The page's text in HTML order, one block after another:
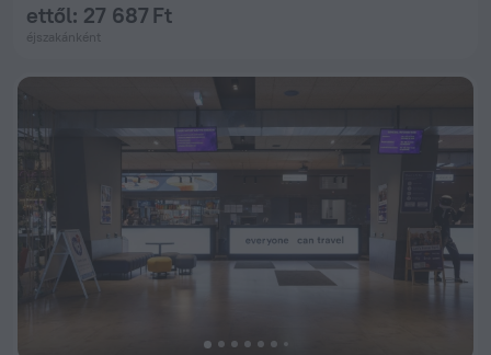
ettől: 27 687 Ft
éjszakánként